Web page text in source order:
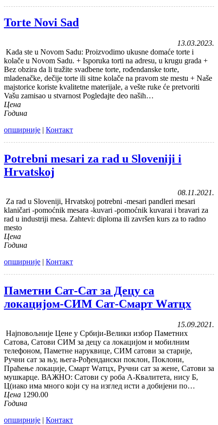
Torte Novi Sad
13.03.2023.
Kada ste u Novom Sadu: Proizvodimo ukusne domaće torte i
kolače u Novom Sadu. + Isporuka torti na adresu, u krugu grada +
Bez obzira da li tražite svadbene torte, rođendanske torte,
mladenačke, dečije torte ili sitne kolače na pravom ste mestu + Naše
majstorice koriste kvalitetne materijale, a vešte ruke će pretvoriti
Vašu zamisao u stvarnost Pogledajte deo naših…
Цена
Година
опширније | Контакт
Potrebni mesari za rad u Sloveniji i
Hrvatskoj
08.11.2021.
Za rad u Sloveniji, Hrvatskoj potrebni -mesari pandleri mesari
klaničari -pomoćnik mesara -kuvari -pomoćnik kuvarai i bravari za
rad u industriji mesa. Zahtevi: diploma ili završen kurs za to radno
mesto
Цена
Година
опширније | Контакт
Паметни Сат-Сат за Децу са
локацијом-СИМ Сат-Смарт Wатцх
15.09.2021.
Најповољније Цене у Србији-Велики избор Паметних
Сатова, Сатови СИМ за децу са локацијом и мобилним
телефоном, Паметне наруквице, СИМ сатови за старије,
Ручни сат за њу, њега-Рођендански поклон, Поклони,
Праћење локације, Смарт Wатцх, Ручни сат за жене, Сатови за
мушкарце. ВАЖНО: Сатови су роба А-Квалитета, нису Б,
Ц(иако има много који су на изглед исти а добијени по…
Цена 1290.00
Година
опширније | Контакт